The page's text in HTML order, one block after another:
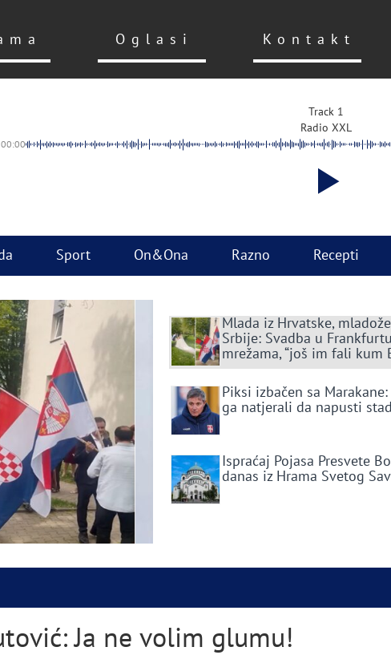
Oglasi Kontakt
Track 1
Radio XXL
00:00
Sport On&Ona Razno Recepti
Mlada iz Hrvatske,
Srbije: Svadba u
mrežama, “još im fali kum
Piksi izbačen sa
ga natjerali da napusti
Ispraćaj Pojasa Presvete
danas iz Hrama Svetog
Ja ne volim glumu!